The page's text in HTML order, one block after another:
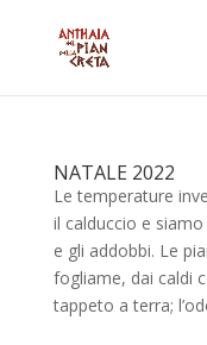
NATALE 2022
Le temperature
il calduccio e
e gli addobbi. Le
fogliame, dai caldi
tappeto a terra;